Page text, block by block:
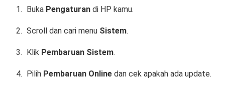
Buka Pengaturandi HP kamu.
Scroll dan cari menu Sistem.
Klik Pembaruan Sistem.
Pilih Pembaruan Onlinedan cek apakah ada update.